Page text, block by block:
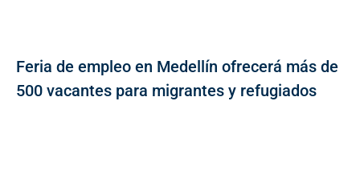
Feria de empleo en Medellín ofrecerá más de
500 vacantes para migrantes y refugiados